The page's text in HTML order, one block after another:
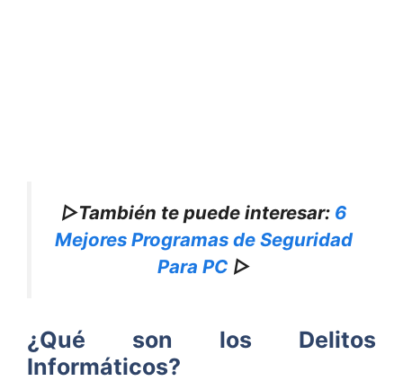
▷También te puede interesar: 6
Mejores Programas de Seguridad
Para PC ▷
¿Qué son los Delitos
Informáticos?